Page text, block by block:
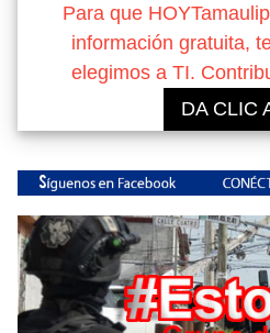
Para que
información gratuita,
elegimos a TI.
DA CLIC